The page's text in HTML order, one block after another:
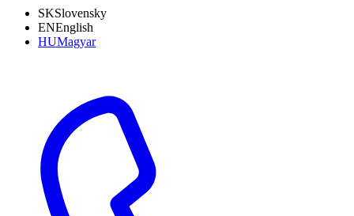
SKSlovensky
ENEnglish
HUMagyar